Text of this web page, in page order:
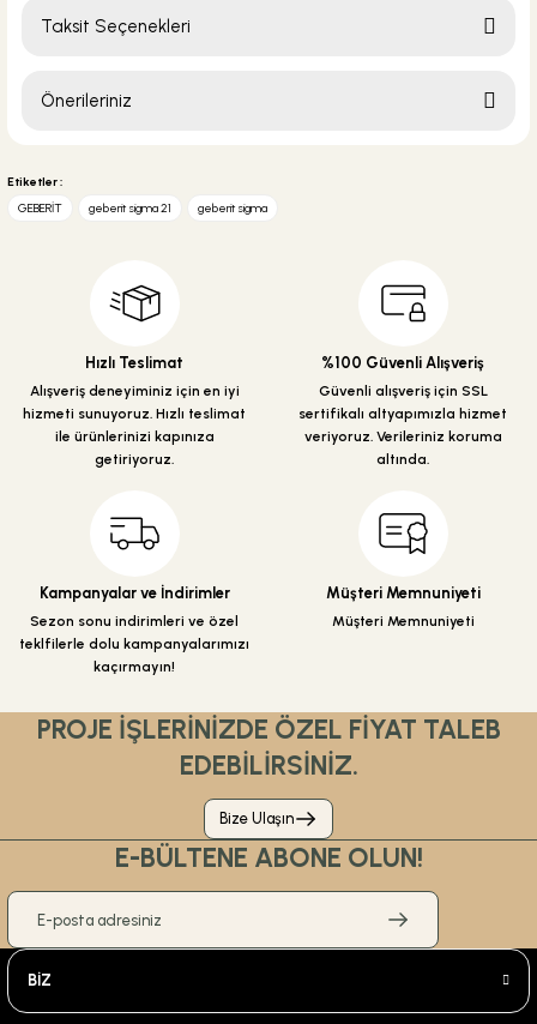
Taksit Seçenekleri
Önerileriniz
yetersiz gördüğünüz noktaları öneri formunu kullanarak tarafımıza
iletebilirsiniz.
Görüş ve önerileriniz için teşekkür ederiz.
Ürün resmi kalitesiz, bozuk veya görüntülenemiyor.
Ürün açıklamasında eksik bilgiler bulunuyor.
Ürün fiyatı diğer sitelerden daha pahalı.
Bu ürüne benzer farklı alternatifler olmalı.
Etiketler :
GEBERİT
geberit sigma 21 geberit sigma
Hızlı Teslimat
Alışveriş deneyiminiz için en iyi
hizmeti sunuyoruz. Hızlı teslimat
ile ürünlerinizi kapınıza
getiriyoruz.
%100 Güvenli Alışveriş
Güvenli alışveriş için SSL
sertifikalı altyapımızla hizmet
veriyoruz. Verileriniz koruma
altında.
Kampanyalar ve İndirimler
Sezon sonu indirimleri ve özel
teklfilerle dolu kampanyalarımızı
kaçırmayın!
Müşteri Memnuniyeti
Müşteri Memnuniyeti
PROJE İŞLERİNİZDE ÖZEL FİYAT TALEB
EDEBİLİRSİNİZ.
Bize Ulaşın
E-BÜLTENE ABONE OLUN!
BİZ